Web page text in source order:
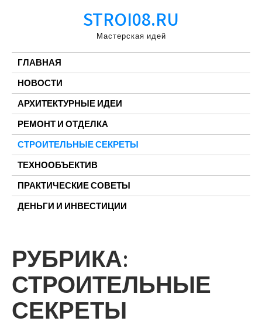
STROI08.RU
Мастерская идей
ГЛАВНАЯ
НОВОСТИ
АРХИТЕКТУРНЫЕ ИДЕИ
РЕМОНТ И ОТДЕЛКА
СТРОИТЕЛЬНЫЕ СЕКРЕТЫ
ТЕХНООБЪЕКТИВ
ПРАКТИЧЕСКИЕ СОВЕТЫ
ДЕНЬГИ И ИНВЕСТИЦИИ
РУБРИКА:
СТРОИТЕЛЬНЫЕ
СЕКРЕТЫ